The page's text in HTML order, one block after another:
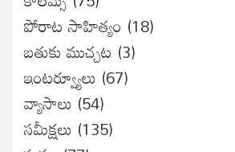
పోరాట సాహిత్యం (18)
బతుకు ముచ్చట (3)
ఇంటర్వ్యూలు (67)
వ్యాసాలు (54)
సమీక్షలు (135)